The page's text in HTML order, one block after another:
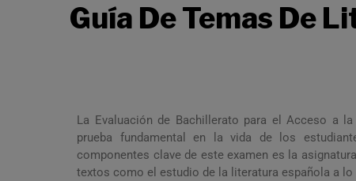
Guía De Temas De
La Evaluación de Bachillerato para el Acceso a
prueba fundamental en la vida de los
componentes clave de este examen es la
textos como el estudio de la literatura española a